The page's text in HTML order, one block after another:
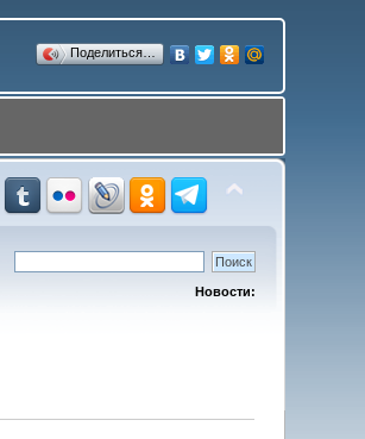
Поделиться…
Новости: